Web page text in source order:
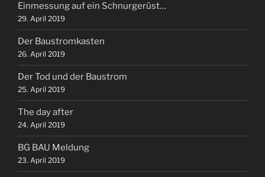
Einmessung auf ein Schnurgerüst…
29. April 2019
Der Baustromkasten
26. April 2019
Der Tod und der Baustrom
25. April 2019
The day after
24. April 2019
BG BAU Meldung
23. April 2019